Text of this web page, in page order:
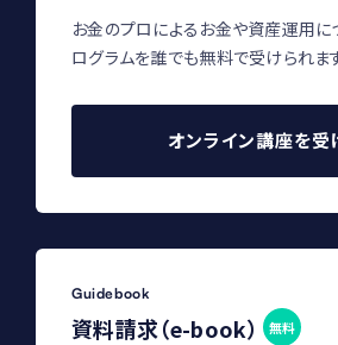
お金のプロによるお金や資産運用に
ログラムを誰でも無料で受けられま
オンライン講座を受
Guidebook
資料請求（e-book） 無料